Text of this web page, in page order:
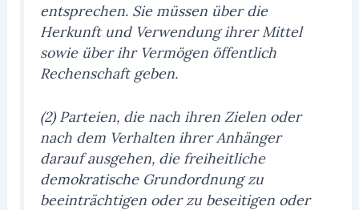
entsprechen. Sie müssen über die
Herkunft und Verwendung ihrer Mittel
sowie über ihr Vermögen öffentlich
Rechenschaft geben.
(2) Parteien, die nach ihren Zielen oder
nach dem Verhalten ihrer Anhänger
darauf ausgehen, die freiheitliche
demokratische Grundordnung zu
beeinträchtigen oder zu beseitigen oder